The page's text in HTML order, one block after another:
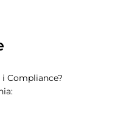
Compliance?